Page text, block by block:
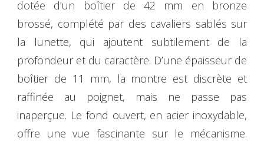
dotée d’un boîtier de 42 mm en bronze
brossé, complété par des cavaliers sablés sur
la lunette, qui ajoutent subtilement de la
profondeur et du caractère. D’une épaisseur de
boîtier de 11 mm, la montre est discrète et
raffinée au poignet, mais ne passe pas
inaperçue. Le fond ouvert, en acier inoxydable,
offre une vue fascinante sur le mécanisme.